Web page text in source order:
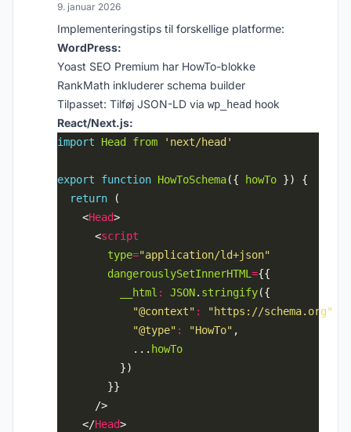
9. januar 2026
Implementeringstips til forskellige platforme:
WordPress:
Yoast SEO Premium har HowTo-blokke
RankMath inkluderer schema builder
Tilpasset: Tilføj JSON-LD via wp_head hook
React/Next.js:
import Head from 'next/head'
export function HowToSchema({ howTo
return
    <
Head
      <
script
type="application/ld+json"
dangerouslySetInnerHTML =
__html : JSON. stringify
"@context" : "https://schema.org"
"@type" : "HowTo"
            ...
howTo
    </
Head